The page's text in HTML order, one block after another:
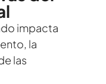
impacta
la
las